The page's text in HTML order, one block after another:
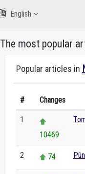
English
The most popular
Popular articles in
# Changes
1
10469
2 74